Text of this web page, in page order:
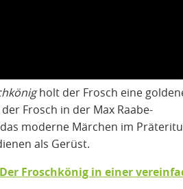
holt der Frosch eine
Frosch in der Max Raabe-
moderne Märchen im
als Gerüst.
Froschkönig in einer